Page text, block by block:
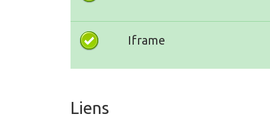
Iframe
Liens